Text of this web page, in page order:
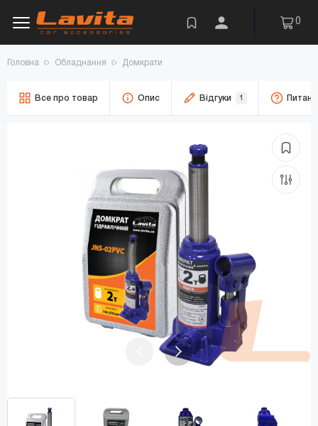
0
Головна Обладнання Домкрати
Все про товар Опис Відгуки 1